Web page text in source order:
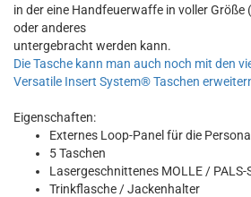
in der eine Handfeuerwaffe in voller Größe
oder anderes
untergebracht werden kann.
Die Tasche kann man auch noch mit den
Versatile Insert System® Taschen
Eigenschaften:
Externes Loop-Panel für die
5 Taschen
Lasergeschnittenes MOLLE / PALS-
Trinkflasche / Jackenhalter